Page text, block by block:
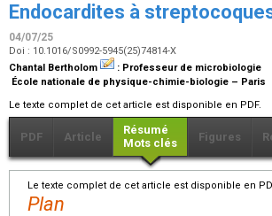
Endocardites à
04/07/25
Doi : 10.1016/S0992-5945(25)74814-X
Chantal Bertholom
: Professeur de microbiologie
École nationale de physique-chimie-biologie – Paris
Le texte complet de cet article est disponible en PDF.
PDF Article
Résumé
Mots clés
Figures
Le texte complet de cet article est disponible en
Plan